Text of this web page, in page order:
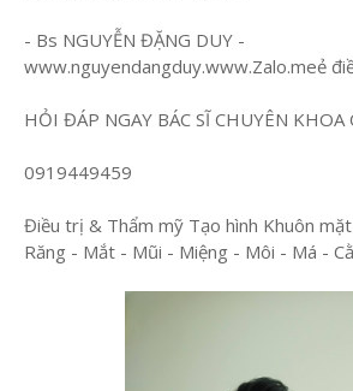
- Bs NGUYỄN ĐẶNG DUY -
www.nguyendangduy.www.Zalo.meẻ
HỎI ĐÁP NGAY BÁC SĨ CHUYÊN KHOA
0919449459
Điều trị & Thẩm mỹ Tạo hình Khuôn mặt
Răng - Mắt - Mũi - Miệng - Môi - Má -